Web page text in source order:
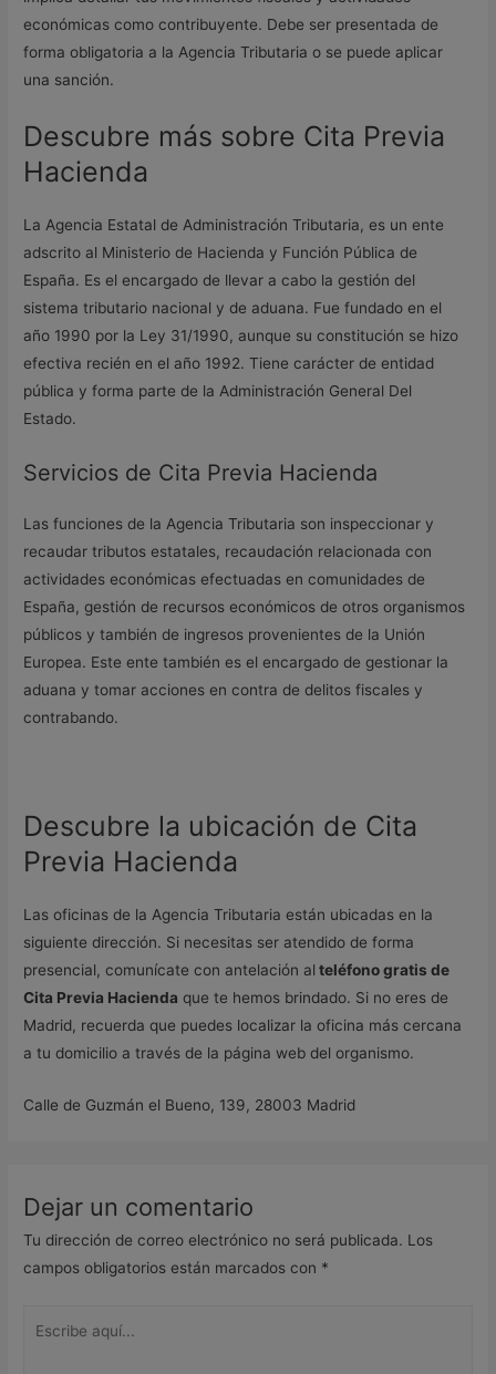
económicas como contribuyente. Debe ser presentada de
forma obligatoria a la Agencia Tributaria o se puede aplicar
una sanción.
Descubre más sobre Cita Previa
Hacienda
La Agencia Estatal de Administración Tributaria, es un ente
adscrito al Ministerio de Hacienda y Función Pública de
España. Es el encargado de llevar a cabo la gestión del
sistema tributario nacional y de aduana. Fue fundado en el
año 1990 por la Ley 31/1990, aunque su constitución se hizo
efectiva recién en el año 1992. Tiene carácter de entidad
pública y forma parte de la Administración General Del
Estado.
Servicios de Cita Previa Hacienda
Las funciones de la Agencia Tributaria son inspeccionar y
recaudar tributos estatales, recaudación relacionada con
actividades económicas efectuadas en comunidades de
España, gestión de recursos económicos de otros organismos
públicos y también de ingresos provenientes de la Unión
Europea. Este ente también es el encargado de gestionar la
aduana y tomar acciones en contra de delitos fiscales y
contrabando.
Descubre la ubicación de Cita
Previa Hacienda
Las oficinas de la Agencia Tributaria están ubicadas en la
siguiente dirección. Si necesitas ser atendido de forma
presencial, comunícate con antelación al teléfono gratis de
Cita Previa Hacienda que te hemos brindado. Si no eres de
Madrid, recuerda que puedes localizar la oficina más cercana
a tu domicilio a través de la página web del organismo.
Calle de Guzmán el Bueno, 139, 28003 Madrid
Dejar un comentario
Tu dirección de correo electrónico no será publicada. Los
campos obligatorios están marcados con *